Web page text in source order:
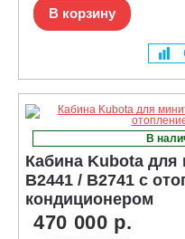
В корзину
В
Кабина Kubota для
B2441 / B2741 с
кондиционером
470 000 р.